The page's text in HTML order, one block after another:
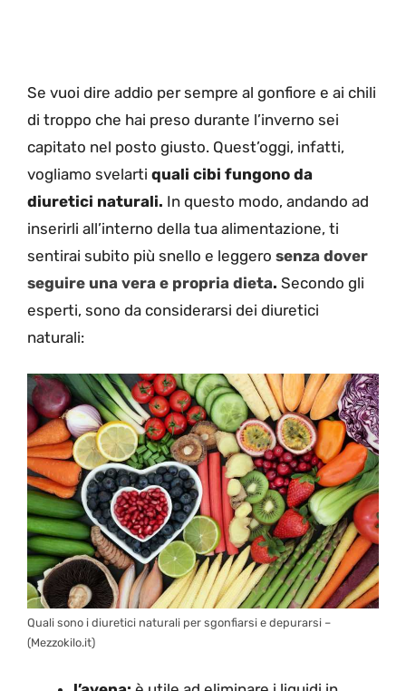
Se vuoi dire addio per sempre al gonfiore e ai chili
di troppo che hai preso durante l’inverno sei
capitato nel posto giusto. Quest’oggi, infatti,
vogliamo svelarti quali cibi fungono da
diuretici naturali. In questo modo, andando ad
inserirli all’interno della tua alimentazione, ti
sentirai subito più snello e leggero senza dover
seguire una vera e propria dieta. Secondo gli
esperti, sono da considerarsi dei diuretici
naturali:
Quali sono i diuretici naturali per sgonfiarsi e depurarsi –
(Mezzokilo.it)